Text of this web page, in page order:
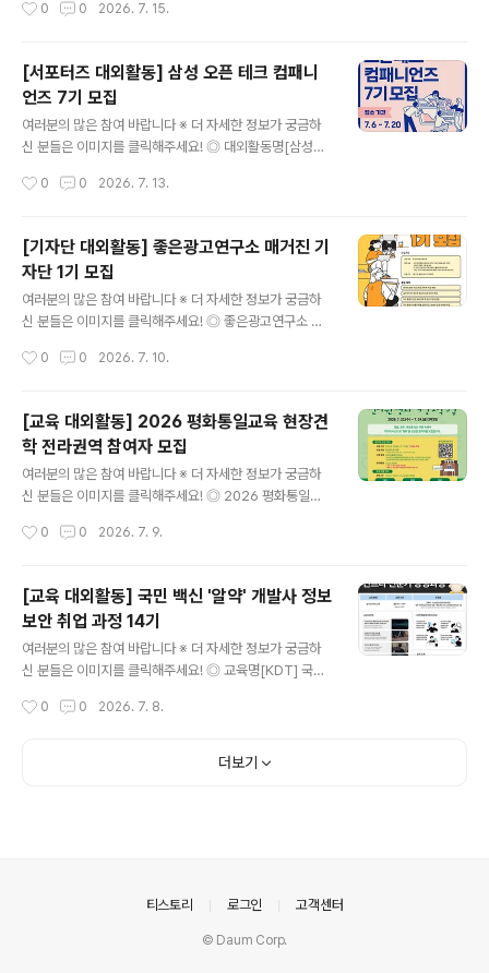
인- 교육과정 및 활동기간 동안 적극적인 참여가 가능한 사
집 일정- 모집 기간: 2026년 7월 1일(수) - 7월 21일(화)
월 30일(목)- 최종 합격자 발표: 8월 3일(월)* 모집과 관
련된 일정은 변동될 수 있습니다. ◎ 모집 분야▴안내데스
크팀- 전반적인 행사 안내 및 문의 응대- 홍보물 배포- 온
라인 상영 홍보- 현장 설문조사 참여 유도- 게스트 안내 및
의전 ▴상영관팀- 관객 입·퇴장 안내- 티켓 검수- 게스트 토
Architect Forum) 진행 보조..
0 0 2026. 7. 15.
[서포터즈 대외활동] 삼성 오픈 테크 컴패니
언즈 7기 모집
여러분의 많은 참여 바랍니다 ※ 더 자세한 정보가 궁금하
신 분들은 이미지를 클릭해주세요! ◎ 대외활동명[삼성전
의 최신 기술 홍보에 관심과 열정을 다지고 있다면? ◎ 접
모집 일정▶ 1차 서류합격자 발표 - 07월 22일(수)▶ 2차
프리젠테이션 심사 - 07월 27일(월) *온라인 심사▶ 최종
합격자 발표 - 07월 31일(금)▶ 발대식 - 08월 07일(금)
◎ 활동기간2026년 08월 07일(금) ~ 12월 18일(금) ◎
모집인원총 10명 내외 선발 ◎ 지원방법지원서와 콘텐츠
소개하는 내용*지원서 양식에 작성하여 이..
0 0 2026. 7. 13.
[기자단 대외활동] 좋은광고연구소 매거진 기
자단 1기 모집
여러분의 많은 참여 바랍니다 ※ 더 자세한 정보가 궁금하
신 분들은 이미지를 클릭해주세요! ◎ 좋은광고연구소 매
번째 대학생 기자단을 모집합니다!광고·마케팅에 관심 있
편집하며 실무 능력을 키우고 마케터로서 성장할 대학생을
기다리고 있습니다. ◎ 모집개요- 모집 인원 : 6명- 모집
기간 : 2026년 7월 6일(일) ~ 7월 17일(금)- 활동 기간 :
2026년 8월 3일(월) ~ 8월 28일(금) (4주)- 온라인 OT
: 2026년 7월 24일(금) 15:00 ~ 17:00* OT는 필수 참
차01. 서류 접수- 구글폼을 통한 지원서..
0 0 2026. 7. 10.
[교육 대외활동] 2026 평화통일교육 현장견
학 전라권역 참여자 모집
여러분의 많은 참여 바랍니다 ※ 더 자세한 정보가 궁금하
신 분들은 이미지를 클릭해주세요! ◎ 2026 평화통일교
화와 통일을 새롭게 바라봅니다, 전라권 평화 여정'평화'와
년의 시선으로 '평화’와 ‘통일’을 다시 생각해봅니다. ◎ 기
간 및 일정- 모집기간 : 26.06.15.(월) - 26.07.17.(금)-
견학일시 : 26.07.22(수) - 26.07.24.(금) ◎ 견학장소-
(정읍) 동학농민혁명기념관, 동학농민혁명박물관, 황토현
전적지- (광주) 5.18민주화운동기록관, 전일빌딩245-
격- 2030 청년* 신청일 기준 만1..
0 0 2026. 7. 9.
[교육 대외활동] 국민 백신 '알약' 개발사 정보
보안 취업 과정 14기
여러분의 많은 참여 바랍니다 ※ 더 자세한 정보가 궁금하
신 분들은 이미지를 클릭해주세요! ◎ 교육명[KDT] 국민
4기 ◎ 과정소개인프라 보안 전문가는 조직의 네트워크,
합니다. 사이버공격으로 인한 경제피해의 증가와 디지털
2. 리눅스/윈도우 시스템 운영3. ..
0 0 2026. 7. 8.
더보기
티스토리 로그인 고객센터
© Daum Corp.